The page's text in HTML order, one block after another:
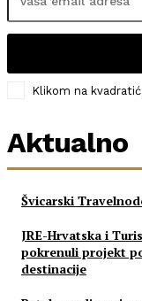
Klikom na
Aktualno
Švicarski
JRE-Hrvatska i
pokrenuli projekt
destinacije